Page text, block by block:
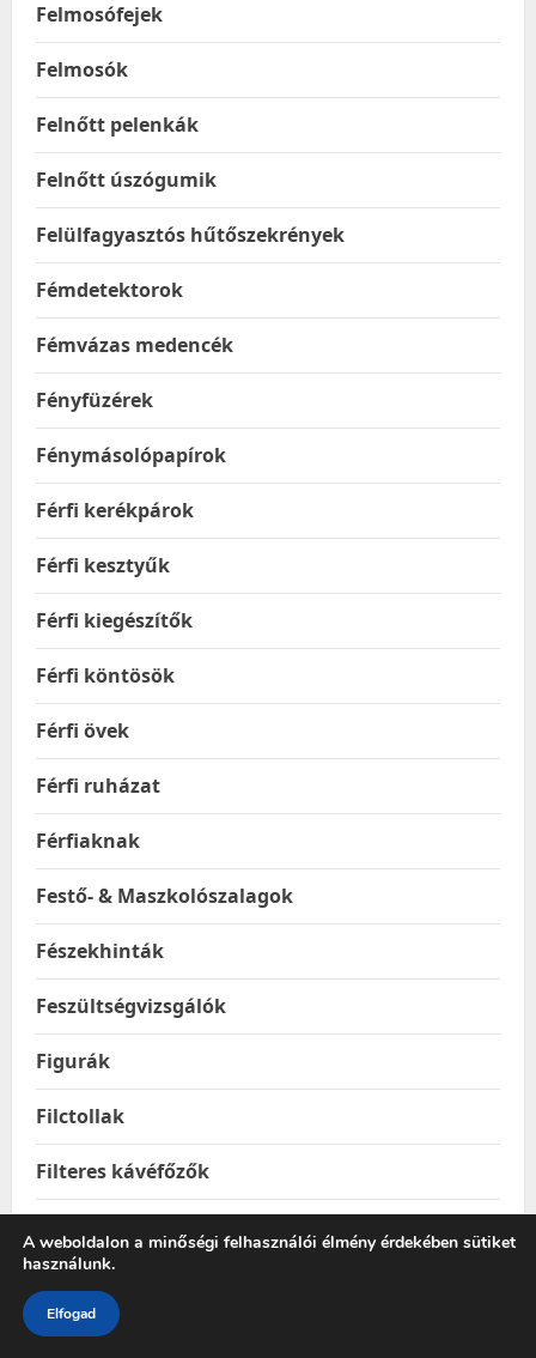
Felmosófejek
Felmosók
Felnőtt pelenkák
Felnőtt úszógumik
Felülfagyasztós hűtőszekrények
Fémdetektorok
Fémvázas medencék
Fényfüzérek
Fénymásolópapírok
Férfi kerékpárok
Férfi kesztyűk
Férfi kiegészítők
Férfi köntösök
Férfi övek
Férfi ruházat
Férfiaknak
Festő- & Maszkolószalagok
Fészekhinták
Feszültségvizsgálók
Figurák
Filctollak
Filteres kávéfőzők
Foci és kézilabdakapuk
A weboldalon a minőségi felhasználói élmény érdekében sütiket
használunk.
Elfogad